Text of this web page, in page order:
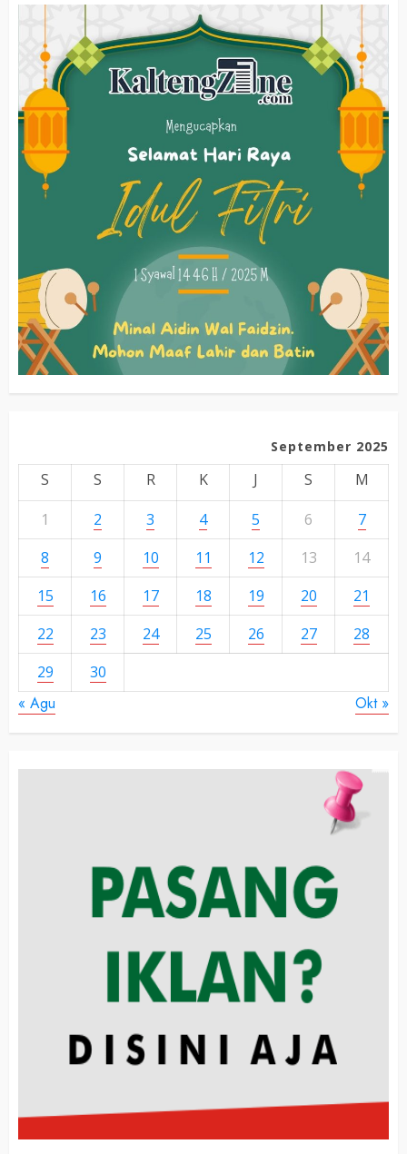
September 2025
S S R K J S
M
1
2 3 4 5 6
7
8
9 10 11 12 13
14
15
16 17 18 19 20
21
22
23 24 25 26 27
28
29
30
« Agu Okt »